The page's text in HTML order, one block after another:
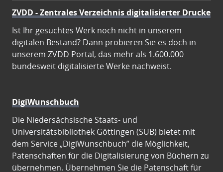
ZVDD - Zentrales Verzeichnis digitalisierter Drucke
Ist Ihr gesuchtes Werk noch nicht in unserem
digitalen Bestand? Dann probieren Sie es doch in
unserem ZVDD Portal, das mehr als 1.600.000
bundesweit digitalisierte Werke nachweist.
DigiWunschbuch
Die Niedersächsische Staats- und
Universitätsbibliothek Göttingen (SUB) bietet mit
dem Service „DigiWunschbuch” die Möglichkeit,
Patenschaften für die Digitalisierung von Büchern zu
übernehmen. Übernehmen Sie die Patenschaft für